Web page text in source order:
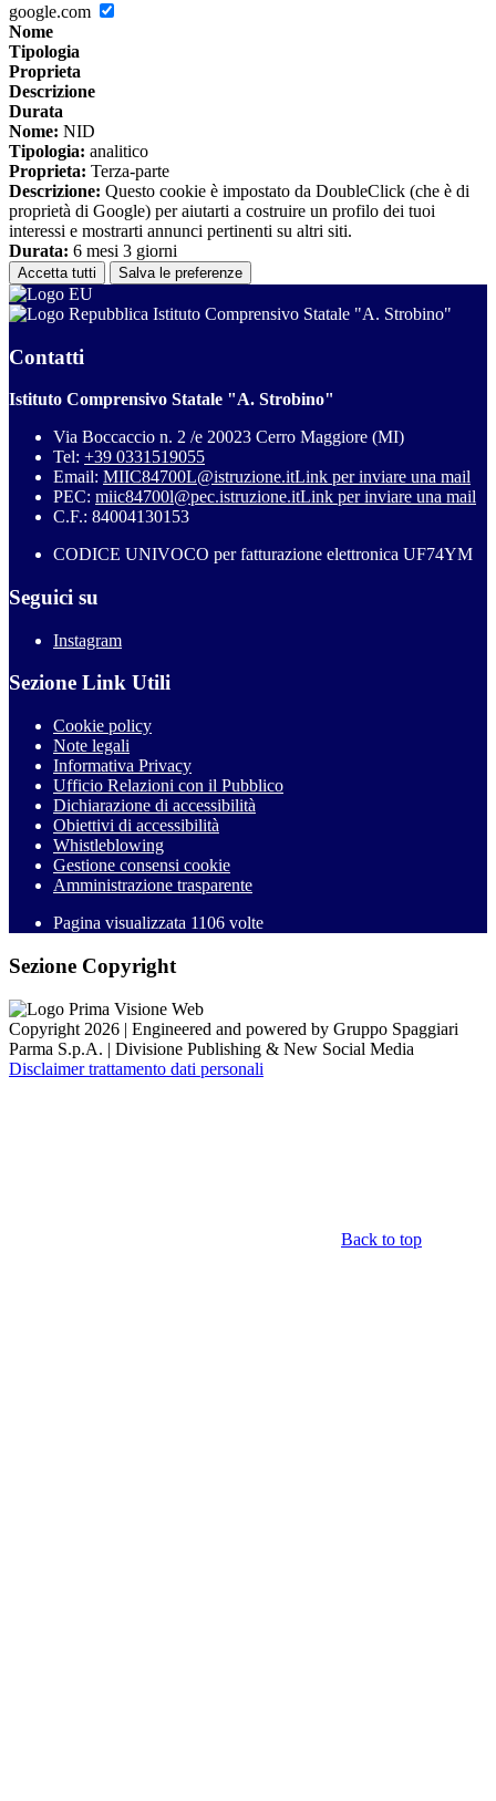
google.com
Nome
Tipologia
Proprieta
Descrizione
Durata
Nome: NID
Tipologia: analitico
Proprieta: Terza-parte
Descrizione: Questo cookie è impostato da DoubleClick (che è di
proprietà di Google) per aiutarti a costruire un profilo dei tuoi
interessi e mostrarti annunci pertinenti su altri siti.
Durata: 6 mesi 3 giorni
Accetta tutti Salva le preferenze
Istituto Comprensivo Statale "A. Strobino"
Contatti
Istituto Comprensivo Statale "A. Strobino"
Via Boccaccio n. 2 /e 20023 Cerro Maggiore (MI)
Tel: +39 0331519055
Email: MIIC84700L@istruzione.itLink per inviare una mail
PEC: miic84700l@pec.istruzione.itLink per inviare una mail
C.F.: 84004130153
CODICE UNIVOCO per fatturazione elettronica UF74YM
Seguici su
Instagram
Sezione Link Utili
Cookie policy
Note legali
Informativa Privacy
Ufficio Relazioni con il Pubblico
Dichiarazione di accessibilità
Obiettivi di accessibilità
Whistleblowing
Gestione consensi cookie
Amministrazione trasparente
Pagina visualizzata 1106 volte
Sezione Copyright
Copyright 2026 | Engineered and powered by Gruppo Spaggiari
Parma S.p.A. | Divisione Publishing & New Social Media
Disclaimer trattamento dati personali
Back to top